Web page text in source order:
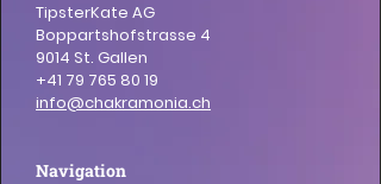
TipsterKate AG
Boppartshofstrasse 4
9014 St. Gallen
+41 79 765 80 19
info@chakramonia.ch
Navigation